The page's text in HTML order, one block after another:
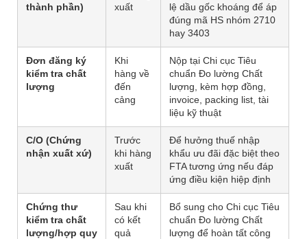
thành phần)
xuất
lệ dầu gốc khoáng để áp
đúng mã HS nhóm 2710
hay 3403
Đơn đăng ký
kiểm tra chất
lượng
Khi
hàng về
đến
cảng
Nộp tại Chi cục Tiêu
chuẩn Đo lường Chất
lượng, kèm hợp đồng,
invoice, packing list, tài
liệu kỹ thuật
C/O (Chứng
nhận xuất xứ)
Trước
khi hàng
xuất
Để hưởng thuế nhập
khẩu ưu đãi đặc biệt theo
FTA tương ứng nếu đáp
ứng điều kiện hiệp định
Chứng thư
kiểm tra chất
lượng/hợp quy
Sau khi
có kết
quả
Bổ sung cho Chi cục Tiêu
chuẩn Đo lường Chất
lượng để hoàn tất công